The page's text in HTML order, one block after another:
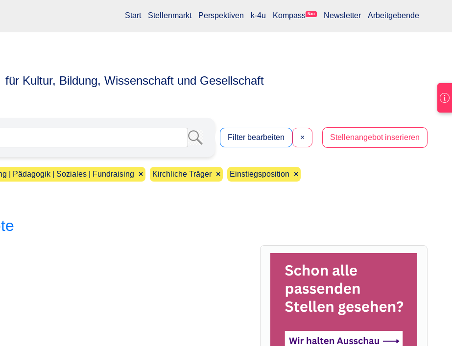
Start Stellenmarkt Perspektiven k-4u Kompass Neu Newsletter Arbeitgebende
für Kultur, Bildung, Wissenschaft und Gesellschaft
Filter bearbeiten × Stellenangebot inserieren
| Pädagogik | Soziales | Fundraising × Kirchliche Träger × Einstiegsposition ×